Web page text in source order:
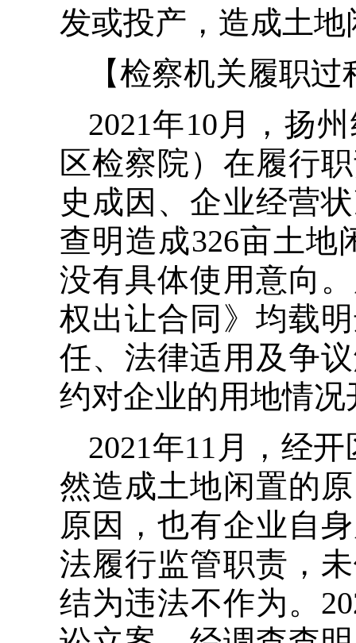
发或投产，造成土地
【检察机关履职过
2021年10月，扬
区检察院）在履行
史成因、企业经营
查明造成326亩土地
没有具体使用意向
权出让合同》均载
任、法律适用及争
约对企业的用地情
2021年11月，经
然造成土地闲置的
原因，也有企业自
法履行监管职责，
结为违法不作为。